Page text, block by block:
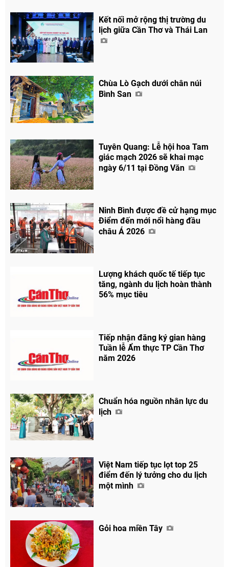
Kết nối mở rộng thị trường du
lịch giữa Cần Thơ và Thái Lan
Chùa Lò Gạch dưới chân núi
Bình San
Tuyên Quang: Lễ hội hoa Tam
giác mạch 2026 sẽ khai mạc
ngày 6/11 tại Đồng Văn
Ninh Bình được đề cử hạng mục
Điểm đến mới nổi hàng đầu
châu Á 2026
Lượng khách quốc tế tiếp tục
tăng, ngành du lịch hoàn thành
56% mục tiêu
Tiếp nhận đăng ký gian hàng
Tuần lễ Ẩm thực TP Cần Thơ
năm 2026
Chuẩn hóa nguồn nhân lực du
lịch
Việt Nam tiếp tục lọt top 25
điểm đến lý tưởng cho du lịch
một mình
Gỏi hoa miền Tây